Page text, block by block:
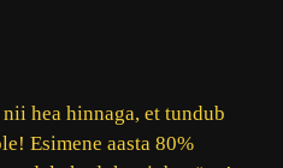
hea hinnaga, et tundub
Esimene aasta 80%